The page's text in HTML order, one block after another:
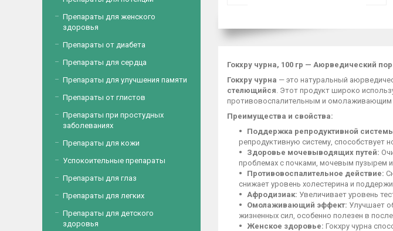
Гокхру чурна, 100 гр — Аюрведический
Гокхру чурна — это натуральный
стелющийся. Этот продукт широко
противовоспалительным и омолаживающим
Преимущества и свойства:
Поддержка репродуктивной
репродуктивную систему, способствует
Здоровье мочевыводящих путей:
проблемах с почками, мочевым пузырем
Противовоспалительное действие:
снижает уровень холестерина и
Афродизиак: Увеличивает уровень
Омолаживающий эффект: Улучшает
жизненных сил, особенно полезен в
Женское здоровье: Гокхру чурна
Препараты для женского
здоровья
Препараты от диабета
Препараты для сердца
Препараты для улучшения памяти
Препараты от глистов
Препараты при простудных
заболеваниях
Препараты для кожи
Успокоительные препараты
Препараты для глаз
Препараты для легких
Препараты для детского
здоровья